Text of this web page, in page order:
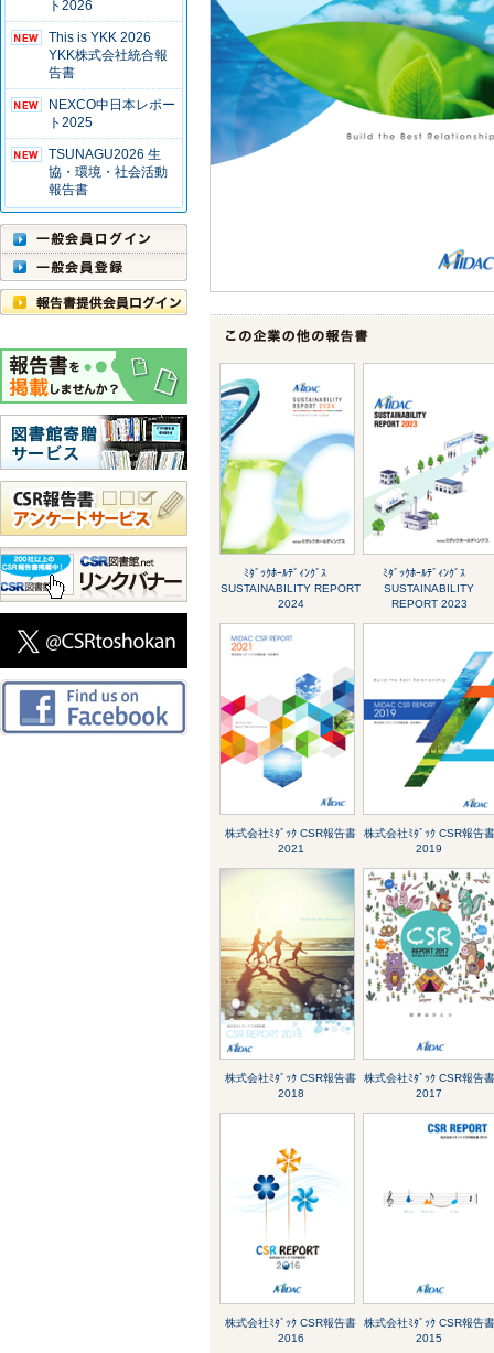
ト2026
This is YKK 2026
YKK株式会社統合報
告書
NEXCO中日本レポー
ト2025
TSUNAGU2026 生
協・環境・社会活動
報告書
ﾐﾀﾞｯｸﾎｰﾙﾃﾞｨﾝｸﾞｽ
SUSTAINABILITY REPORT
2024
ﾐﾀﾞｯｸﾎｰﾙﾃﾞｨﾝｸﾞｽ
SUSTAINABILITY
REPORT 2023
株式会社ﾐﾀﾞｯｸ CSR報告書
2021
株式会社ﾐﾀﾞｯｸ CSR報告書
2019
株式会社ﾐﾀﾞｯｸ CSR報告書
2018
株式会社ﾐﾀﾞｯｸ CSR報告書
2017
株式会社ﾐﾀﾞｯｸ CSR報告書
2016
株式会社ﾐﾀﾞｯｸ CSR報告書
2015